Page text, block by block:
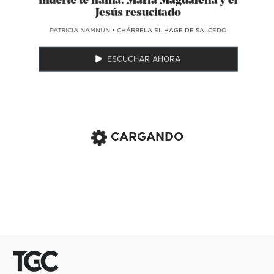
Jesús resucitado
​PATRICIA NAMNÚN •CHÁRBELA EL HAGE DE SALCEDO
ESCUCHAR AHORA
CARGANDO